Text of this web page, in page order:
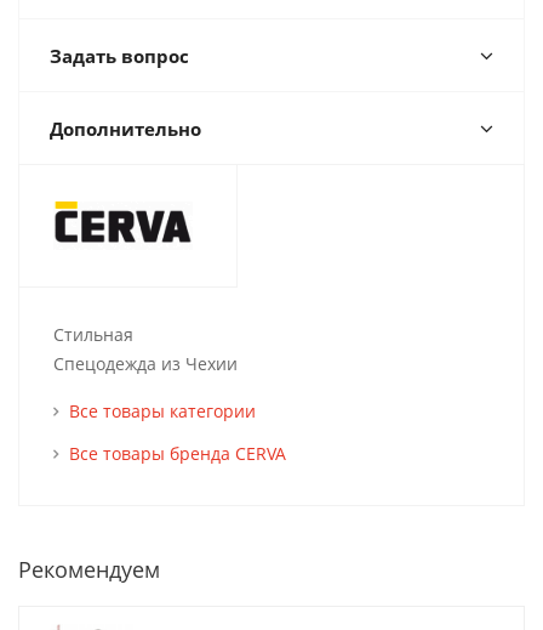
Задать вопрос
Дополнительно
Стильная
Спецодежда из Чехии
Все товары категории
Все товары бренда CERVA
Рекомендуем